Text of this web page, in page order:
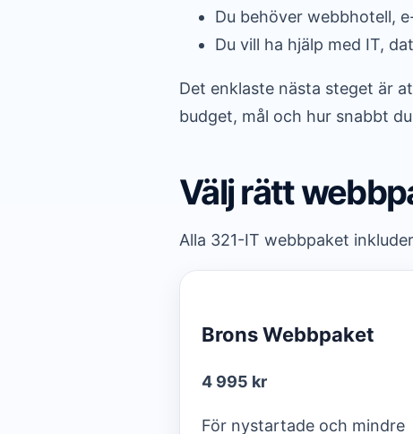
Du behöver webbhotell,
Du vill ha hjälp med IT,
Det enklaste nästa steget är
budget, mål och hur snabbt
Välj rätt
Alla 321-IT webbpaket
Brons Webbpaket
4 995 kr
För nystartade och mindre